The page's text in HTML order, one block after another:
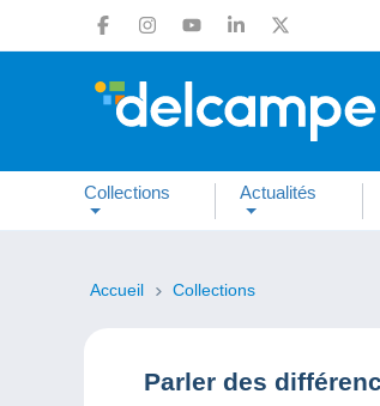
Collections Actualités
Accueil Collections
Parler des